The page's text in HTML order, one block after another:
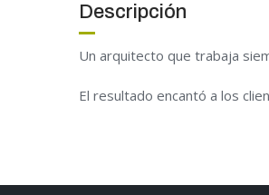
Descripción
Un arquitecto que trabaja
El resultado encantó a los